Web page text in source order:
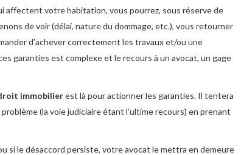
affectent votre habitation, vous pourrez, sous réserve de
de voir (délai, nature du dommage, etc.), vous retourner
d’achever correctement les travaux et/ou une
garanties est complexe et le recours à un avocat, un gage
immobilierest là pour actionner les garanties. Il tentera
problème (la voie judiciaire étant l’ultime recours) en prenant
si le désaccord persiste, votre avocat le mettra en demeure